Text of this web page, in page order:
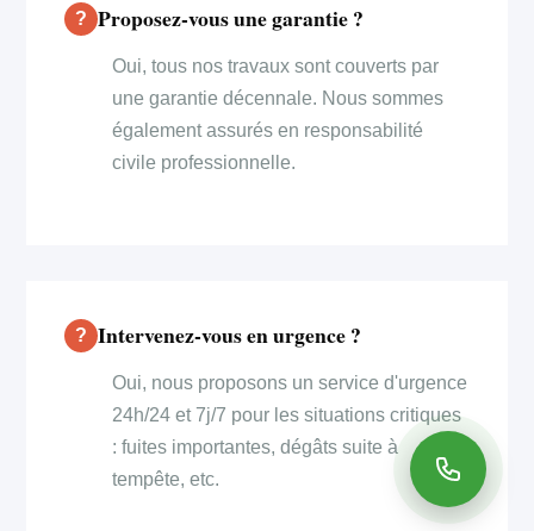
Proposez-vous une garantie ?
Oui, tous nos travaux sont couverts par
une garantie décennale. Nous sommes
également assurés en responsabilité
civile professionnelle.
Intervenez-vous en urgence ?
Oui, nous proposons un service d'urgence
24h/24 et 7j/7 pour les situations critiques
: fuites importantes, dégâts suite à
tempête, etc.